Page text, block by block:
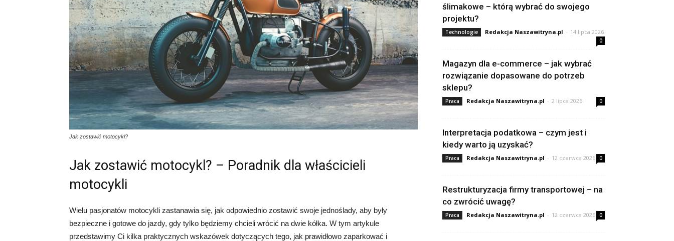
Jak zostawić motocykl?
Jak zostawić motocykl? – Poradnik dla właścicieli
motocykli
Wielu pasjonatów motocykli zastanawia się, jak odpowiednio zostawić swoje jednoślady, aby były
bezpieczne i gotowe do jazdy, gdy tylko będziemy chcieli wrócić na dwie kółka. W tym artykule
przedstawimy Ci kilka praktycznych wskazówek dotyczących tego, jak prawidłowo zaparkować i
ślimakowe – którą wybrać do swojego
projektu?
Technologie Redakcja Naszawitryna.pl - 14 lipca 2026
0
Magazyn dla e-commerce – jak wybrać
rozwiązanie dopasowane do potrzeb
sklepu?
Praca Redakcja Naszawitryna.pl - 2 lipca 2026 0
Interpretacja podatkowa – czym jest i
kiedy warto ją uzyskać?
Praca Redakcja Naszawitryna.pl - 12 czerwca 2026 0
Restrukturyzacja firmy transportowej – na
co zwrócić uwagę?
Praca Redakcja Naszawitryna.pl - 12 czerwca 2026 0